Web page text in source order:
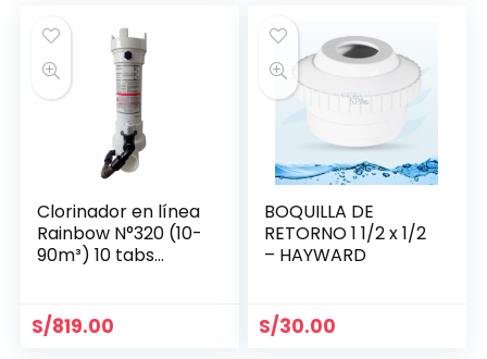
Clorinador en línea
Rainbow N°320 (10-
90m³) 10 tabs
S/819.00
BOQUILLA DE
RETORNO 1 1/2 x 1/2
– HAYWARD
S/30.00